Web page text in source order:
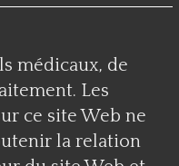
médicaux, de
Les
ce site Web ne
la relation